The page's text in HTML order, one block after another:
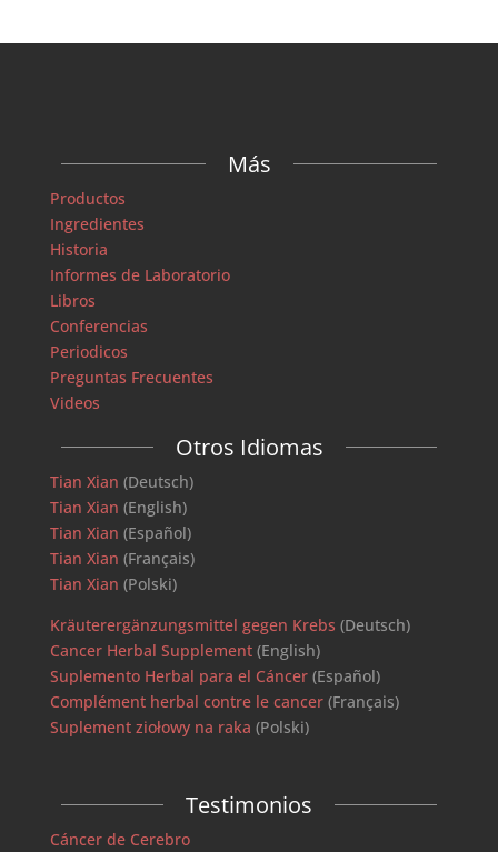
Más
Productos
Ingredientes
Historia
Informes de Laboratorio
Libros
Conferencias
Periodicos
Preguntas Frecuentes
Videos
Otros Idiomas
Tian Xian (Deutsch)
Tian Xian (English)
Tian Xian (Español)
Tian Xian (Français)
Tian Xian (Polski)
Kräuterergänzungsmittel gegen Krebs (Deutsch)
Cancer Herbal Supplement(English)
Suplemento Herbal para el Cáncer(Español)
Complément herbal contre le cancer(Français)
Suplement ziołowy na raka (Polski)
Testimonios
Cáncer de Cerebro